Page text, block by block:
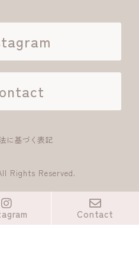
に基づく表記
Rights Reserved.
Contact